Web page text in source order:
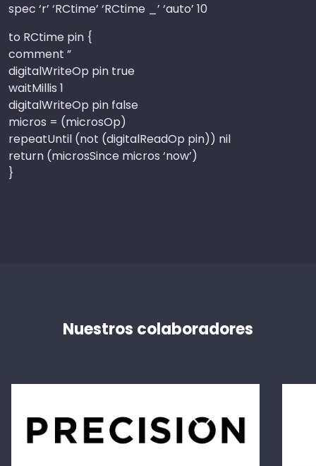
spec ‘r’ ‘RCtime’ ‘RCtime _’ ‘auto’ 10
to RCtime pin {
comment ”
digitalWriteOp pin true
waitMillis 1
digitalWriteOp pin false
micros = (microsOp)
repeatUntil (not (digitalReadOp pin)) nil
return (microsSince micros ‘now’)
}
Nuestros colaboradores